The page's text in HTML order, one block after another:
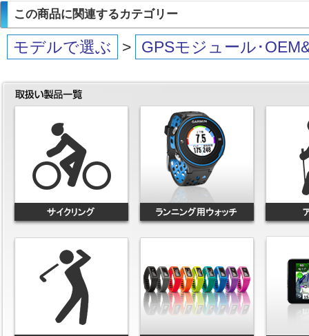
この商品に関連するカテゴリー
モデルで選ぶ > GPSモジュール･